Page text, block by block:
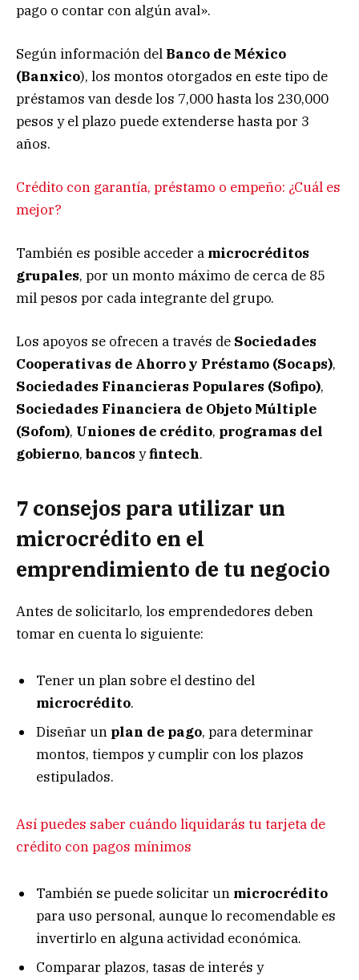
pago o contar con algún aval».
Según información del Banco de México
(Banxico), los montos otorgados en este tipo de
préstamos van desde los 7,000 hasta los 230,000
pesos y el plazo puede extenderse hasta por 3
años.
Crédito con garantía, préstamo o empeño: ¿Cuál es
mejor?
También es posible acceder a microcréditos
grupales, por un monto máximo de cerca de 85
mil pesos por cada integrante del grupo.
Los apoyos se ofrecen a través de Sociedades
Cooperativas de Ahorro y Préstamo (Socaps),
Sociedades Financieras Populares (Sofipo),
Sociedades Financiera de Objeto Múltiple
(Sofom), Uniones de crédito, programas del
gobierno, bancos yfintech.
7 consejos para utilizar un
microcrédito en el
emprendimiento de tu negocio
Antes de solicitarlo, los emprendedores deben
tomar en cuenta lo siguiente:
Tener un plan sobre el destino del
microcrédito.
Diseñar un plan de pago, para determinar
montos, tiempos y cumplir con los plazos
estipulados.
Así puedes saber cuándo liquidarás tu tarjeta de
crédito con pagos mínimos
También se puede solicitar un microcrédito
para uso personal, aunque lo recomendable es
invertirlo en alguna actividad económica.
Comparar plazos, tasas de interés y